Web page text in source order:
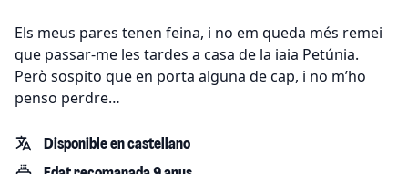
Els meus pares tenen feina, i no em queda més remei
que passar-me les tardes a casa de la iaia Petúnia.
Però sospito que en porta alguna de cap, i no m’ho
penso perdre…
Disponible en castellano